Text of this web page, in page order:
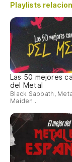
Playlists
Las 50 mejores
del Metal
Black Sabbath,
Maiden...